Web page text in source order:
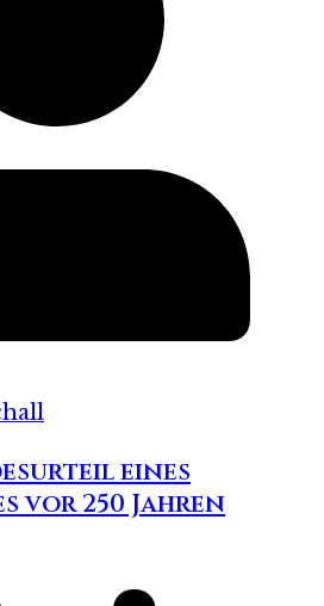
eines
vor 250 Jahren